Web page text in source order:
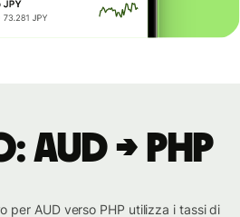
→ PHP
per AUD verso PHP utilizza i tassi di